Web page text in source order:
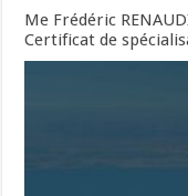
Me Frédéric
Certificat de